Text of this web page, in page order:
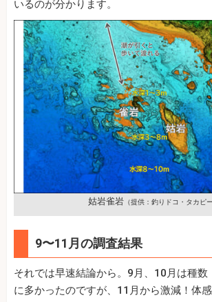
いるのが分かります。
姑岩雀岩 （提供：釣りドコ・タカピー
9〜11月の調査結果
それでは早速結論から。9月、10月は種数
に多かったのですが、11月から激減！体